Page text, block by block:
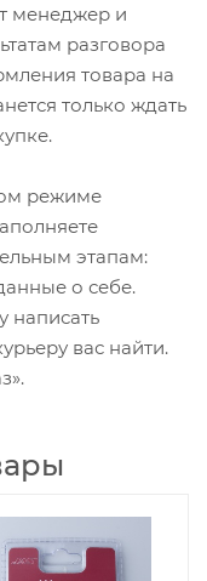
менеджер и
разговора
товара на
только ждать
режиме
этапам:
о себе.
написать
вас найти.